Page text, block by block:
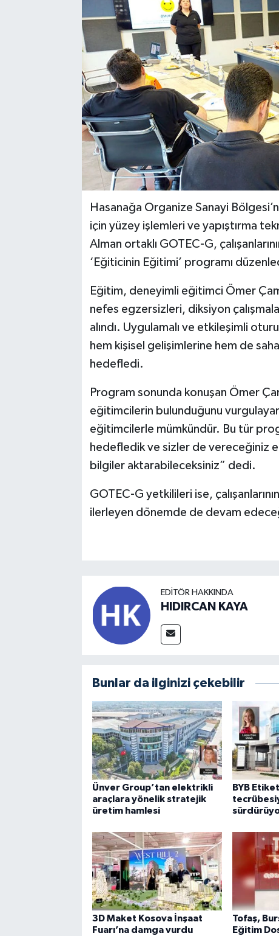
Hasanağa Organize Sanayi
için yüzey işlemleri ve yapıştırma
Alman ortaklı GOTEC-G,
‘Eğiticinin Eğitimi’ programı
Eğitim, deneyimli eğitimci Ömer
nefes egzersizleri, diksiyon
alındı. Uygulamalı ve etkileşimli
hem kişisel gelişimlerine hem de
hedefledi.
Program sonunda konuşan Ömer
eğitimcilerin bulunduğunu
eğitimcilerle mümkündür. Bu tür
hedefledik ve sizler de vereceğiniz
bilgiler aktarabileceksiniz” dedi.
GOTEC-G yetkilileri ise,
ilerleyen dönemde de devam
EDITÖR HAKKINDA
HIDIRCAN KAYA
Bunlar da ilginizi çekebilir
Ünver Group’tan elektrikli
araçlara yönelik stratejik
üretim hamlesi
BYB
3D Maket Kosova İnşaat
Fuarı’na damga vurdu
Tofaş,
Eğitim